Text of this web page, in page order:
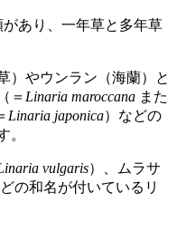
あり、一年草と多年草
）やウンラン（海蘭）と
＝ Linaria maroccana また
Linaria japonica）などの
。
vulgaris）、ムラサ
の和名が付いているリ